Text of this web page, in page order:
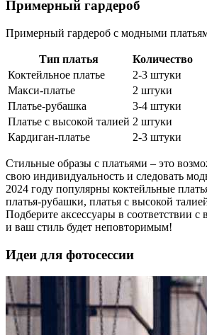
Примерный гардероб
Примерный гардероб с модными
Тип платья
Количество
Коктейльное платье
2-3 штуки
Макси-платье
2 штуки
Платье-рубашка
3-4 штуки
Платье с высокой талией 2 штуки
Кардиган-платье
2-3 штуки
Стильные образы с платьями – это
свою индивидуальность и следовать
2024 году популярны коктейльные
платья-рубашки, платья с высокой
Подберите аксессуары в соответствии
и ваш стиль будет неповторимым!
Идеи для фотосессии